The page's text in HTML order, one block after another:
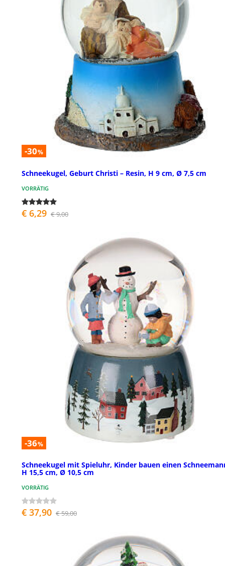
-30%
Schneekugel, Geburt Christi – Resin, H 9 cm, Ø 7,5 cm
VORRÄTIG
€ 6,29 € 9,00
-36%
Schneekugel mit Spieluhr, Kinder bauen einen
H 15,5 cm, Ø 10,5 cm
VORRÄTIG
€ 37,90 € 59,00